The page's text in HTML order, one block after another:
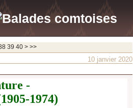
39 40 50
> >>
10 janvier 2020
-
1974)